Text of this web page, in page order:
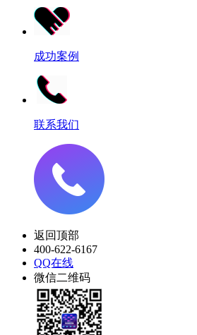
成功案例
联系我们
返回顶部
400-622-6167
QQ在线
微信二维码